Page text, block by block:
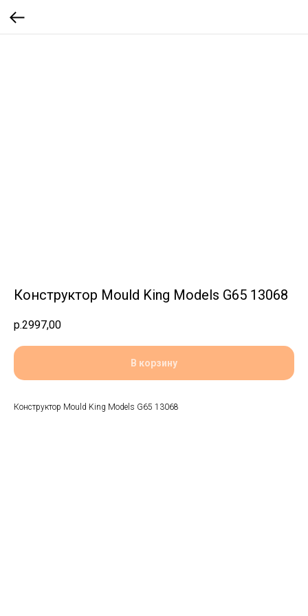
Конструктор Mould King Models G65 13068
р.2997,00
В корзину
Конструктор Mould King Models G65 13068